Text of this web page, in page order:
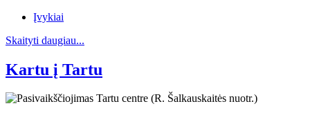
Įvykiai
Skaityti daugiau...
Kartu į Tartu